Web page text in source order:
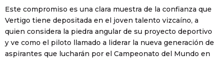
Este compromiso es una clara muestra de la confianza que
Vertigo tiene depositada en el joven talento vizcaíno, a
quien considera la piedra angular de su proyecto deportivo
y ve como el piloto llamado a liderar la nueva generación de
aspirantes que lucharán por el Campeonato del Mundo en